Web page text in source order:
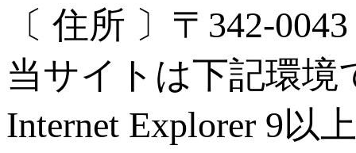
〔 住所 〕〒342-
当サイトは下記環
Internet Explorer 9以